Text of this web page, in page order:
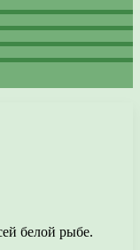
белой рыбе.